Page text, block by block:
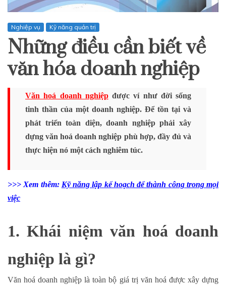
Nghiệp vụ Kỹ năng quản trị
Những điều cần biết về
văn hóa doanh nghiệp
Văn hoá doanh nghiệpđược ví như đời sống
tinh thần của một doanh nghiệp. Để tồn tại và
phát triển toàn diện, doanh nghiệp phải xây
dựng văn hoá doanh nghiệp phù hợp, đầy đủ và
thực hiện nó một cách nghiêm túc.
>>> Xem thêm: Kỹ năng lập kế hoạch để thành công trong mọi
việc
1. Khái niệm văn hoá doanh
nghiệp là gì?
Văn hoá doanh nghiệp là toàn bộ giá trị văn hoá được xây dựng